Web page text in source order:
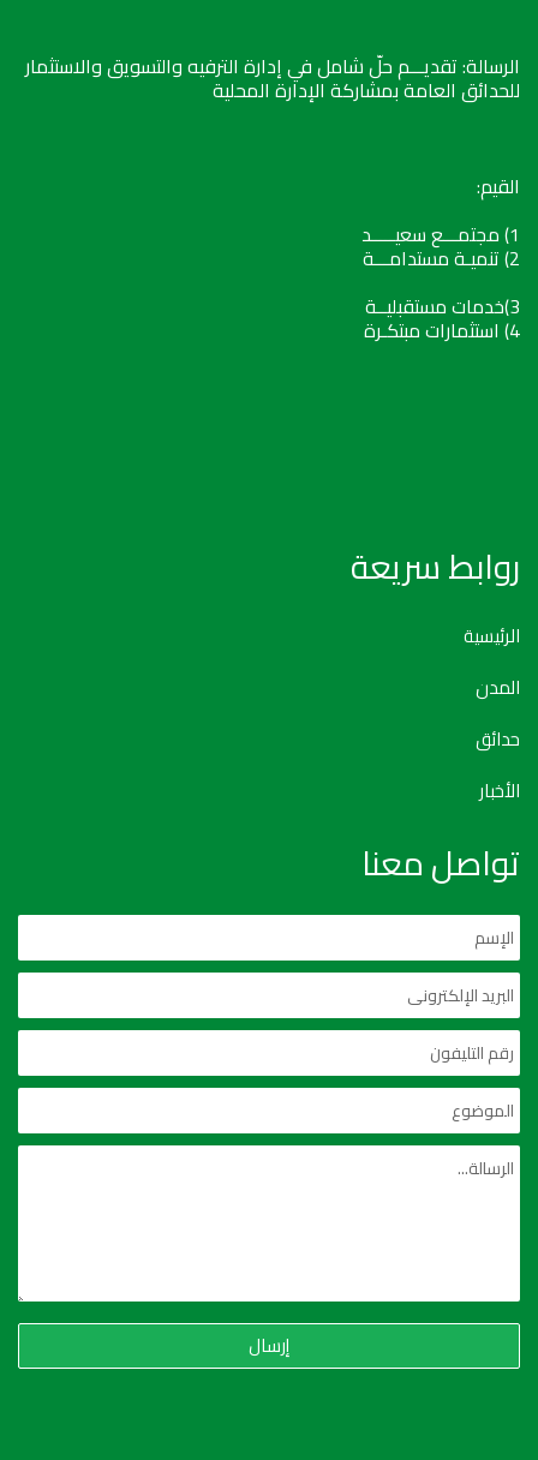
الرسالة: تقديـــم حلّ شامل في إدارة الترفيه والتسويق والاستثمار
للحدائق العامة بمشاركة الإدارة المحلية
القيم:
1) مجتمـــع سعيـــــد
2) تنميـة مستدامـــة
3)خدمات مستقبليــة
4) استثمارات مبتكـرة
روابط سريعة
الرئيسية
المدن
حدائق
الأخبار
تواصل معنا
إرسال